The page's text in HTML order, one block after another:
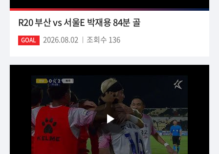
R20 부산 vs 서울E 박재용 84분 골
GOAL 2026.08.02 조회수 136